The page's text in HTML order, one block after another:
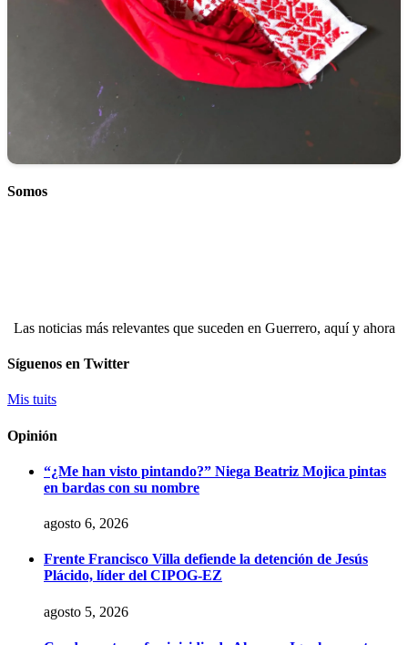
Somos
Las noticias más relevantes que suceden en Guerrero, aquí y ahora
Síguenos en Twitter
Mis tuits
Opinión
“¿Me han visto pintando?” Niega Beatriz Mojica pintas
en bardas con su nombre
agosto 6, 2026
Frente Francisco Villa defiende la detención de Jesús
Plácido, líder del CIPOG-EZ
agosto 5, 2026